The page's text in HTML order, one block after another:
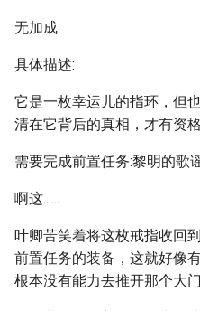
无加成
具体描述:
它是一枚幸运儿的指环，但
清在它背后的真相，才有资
需要完成前置任务:黎明的歌
啊这......
叶卿苦笑着将这枚戒指收回
前置任务的装备，这就好像
根本没有能力去推开那个大门